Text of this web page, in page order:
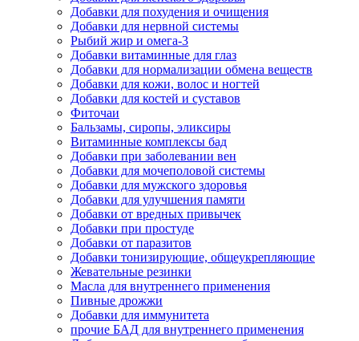
Добавки для похудения и очищения
Добавки для нервной системы
Рыбий жир и омега-3
Добавки витаминные для глаз
Добавки для нормализации обмена веществ
Добавки для кожи, волос и ногтей
Добавки для костей и суставов
Фиточаи
Бальзамы, сиропы, эликсиры
Витаминные комплексы бад
Добавки при заболевании вен
Добавки для мочеполовой системы
Добавки для мужского здоровья
Добавки для улучшения памяти
Добавки от вредных привычек
Добавки при простуде
Добавки от паразитов
Добавки тонизирующие, общеукрепляющие
Жевательные резинки
Масла для внутреннего применения
Пивные дрожжи
Добавки для иммунитета
прочие БАД для внутреннего применения